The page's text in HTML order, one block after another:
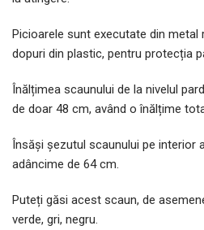
Picioarele sunt executate din
dopuri din plastic, pentru protecția
Înălțimea scaunului de la nivelul
de doar 48 cm, având o înălțime
Însăși șezutul scaunului pe interior
adâncime de 64 cm.
Puteți găsi acest scaun, de
verde, gri, negru.